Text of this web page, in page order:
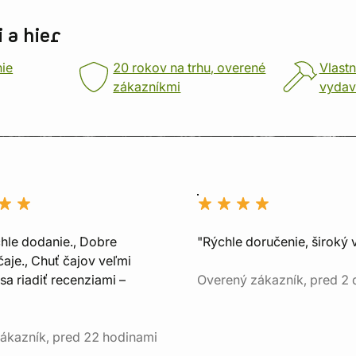
a hier
20 rokov na trhu, overené
zákazníkmi
dodanie., Dobre
Chuť čajov veľmi
riadiť recenziami –
pred 22 hodinami
"Rýchle doručenie, široký
Overený zákazník, pred 2